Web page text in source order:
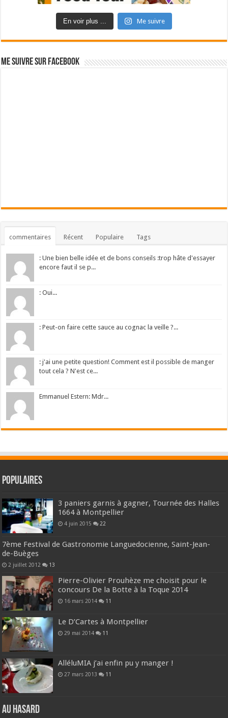
En voir plus ... Me suivre
Me suivre sur Facebook
commentaires Récent Populaire Tags
: Une bien belle idée et de bons conseils :trop hâte d'essayer
encore faut il se p...
: Oui...
: Peut-on faire cette sauce au cognac la veille ?...
: j'ai une petite question! Comment est il possible de manger
tout cela ? N'est ce...
Emmanuel Estern: Mdr...
Populaires
3 paniers garnis à gagner, Tournée des Halles
1664 à Montpellier
4 juin 2015 22
7ème Festival de Gastronomie Languedocienne, Saint-Jean-
de-Buèges
2 juillet 2012 13
Pierre-Olivier Prouhèze me choisit pour le
concours De la Botte à la Toque 2014
16 mars 2014 11
Le D’Cartes à Montpellier
29 mai 2014 11
AlléluMIA j’ai enfin pu y manger !
27 mars 2013 11
Au hasard